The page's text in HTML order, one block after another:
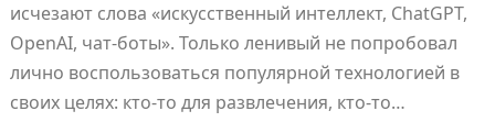
исчезают слова «искусственный интеллект, ChatGPT,
OpenAI, чат-боты». Только ленивый не попробовал
лично воспользоваться популярной технологией в
своих целях: кто-то для развлечения, кто-то…